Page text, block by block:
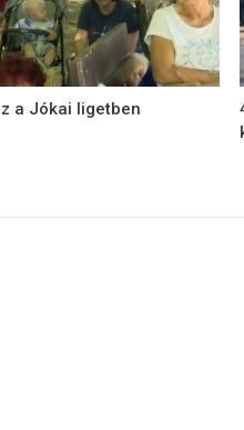
a Jókai ligetben